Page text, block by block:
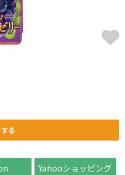
る
Yahooショッピング